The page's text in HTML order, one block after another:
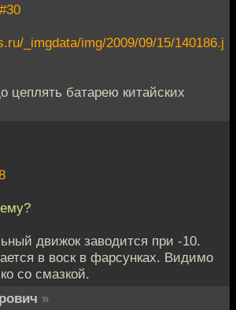
#30
_imgdata/img/2009/09/15/140186.j
цеплять батарею китайских
движок заводится при -10.
в воск в фарсунках. Видимо
со смазкой.
»